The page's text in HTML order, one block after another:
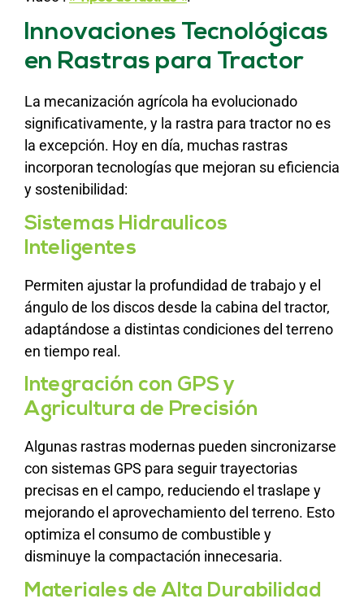
Innovaciones Tecnológicas
en Rastras para Tractor
La mecanización agrícola ha evolucionado
significativamente, y la rastra para tractor no es
la excepción. Hoy en día, muchas rastras
incorporan tecnologías que mejoran su eficiencia
y sostenibilidad:
Sistemas Hidraulicos
Inteligentes
Permiten ajustar la profundidad de trabajo y el
ángulo de los discos desde la cabina del tractor,
adaptándose a distintas condiciones del terreno
en tiempo real.
Integración con GPS y
Agricultura de Precisión
Algunas rastras modernas pueden sincronizarse
con sistemas GPS para seguir trayectorias
precisas en el campo, reduciendo el traslape y
mejorando el aprovechamiento del terreno. Esto
optimiza el consumo de combustible y
disminuye la compactación innecesaria.
Materiales de Alta Durabilidad